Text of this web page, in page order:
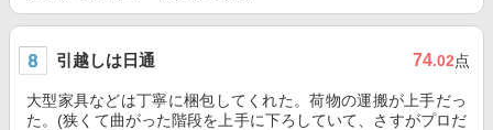
引越しは日通 74.02点
大型家具などは丁寧に梱包してくれた。荷物の運搬が上手だっ
た。(狭くて曲がった階段を上手に下ろしていて、さすがプロだ